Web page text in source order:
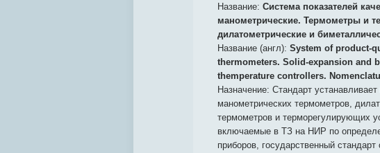
Название: Система показателей
манометрические. Термометры и
дилатометрические и
Название (англ): System of product-
thermometers. Solid-expansion and
themperature controllers.
Назначение: Стандарт
манометрических термометров,
термометров и терморегулирующих
включаемые в ТЗ на НИР по
приборов, государственный